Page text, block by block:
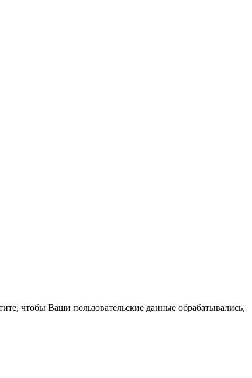
чтобы Ваши пользовательские данные обрабатывались,